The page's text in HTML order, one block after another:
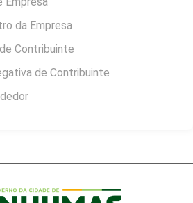
da Empresa
Contribuinte
de Contribuinte